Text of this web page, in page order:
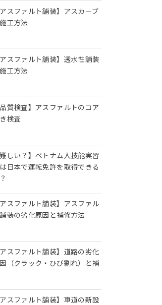
アスファルト舗装】アスカーブ
工方法
アスファルト舗装】透水性舗装
工方法
品質検査】アスファルトのコア
検査
難しい？】ベトナム人技能実習
日本で運転免許を取得できる
アスファルト舗装】アスファル
舗装の劣化原因と補修方法
アスファルト舗装】道路の劣化
（クラック・ひび割れ）と補
アスファルト舗装】車道の新設